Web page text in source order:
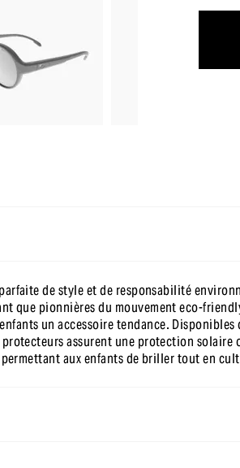
de style et de responsabilité
pionnières du mouvement eco-
un accessoire tendance.
assurent une protection solaire
aux enfants de briller tout en
-10 % sur ta première commande